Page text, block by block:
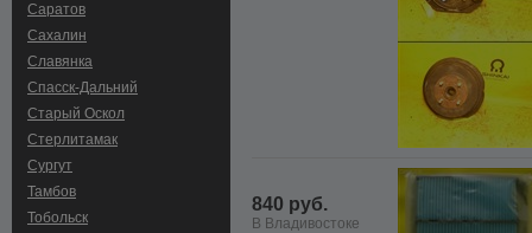
Саратов
Сахалин
Славянка
Спасск-Дальний
Старый Оскол
Стерлитамак
Сургут
Тамбов
Тобольск
840 руб.
В Владивостоке